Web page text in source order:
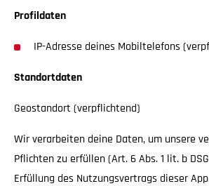
Profildaten
IP-Adresse deines Mobiltelefons
Standortdaten
Geostandort (verpflichtend)
Wir verarbeiten deine Daten, um unsere
Pflichten zu erfüllen (Art. 6 Abs. 1 lit. b
Erfüllung des Nutzungsvertrags dieser